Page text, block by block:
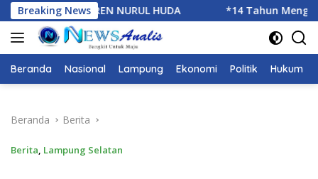
Langsung
ke
konten
Breaking News*14 Tahun Mengabdi,IWO Berbagi Kebahagiaan di
Beranda Nasional Lampung Ekonomi Politik Hukum
Beranda Berita
Berita, Lampung Selatan